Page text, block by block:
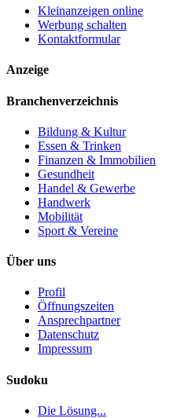
Kleinanzeigen online
Werbung schalten
Kontaktformular
Anzeige
Branchenverzeichnis
Bildung & Kultur
Essen & Trinken
Finanzen & Immobilien
Gesundheit
Handel & Gewerbe
Handwerk
Mobilität
Sport & Vereine
Über uns
Profil
Öffnungszeiten
Ansprechpartner
Datenschutz
Impressum
Sudoku
Die Lösung...